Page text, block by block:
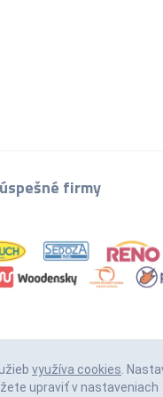
firmy
využíva cookies.
upraviť v nastaveniach